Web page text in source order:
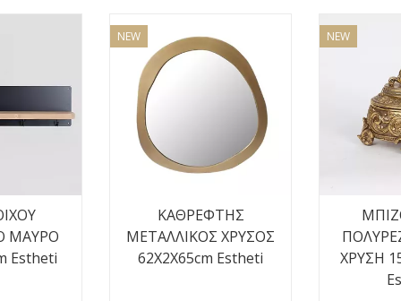
ΜΑΥΡΟ
Estheti
NEW
ΚΑΘΡΕΦΤΗΣ
ΜΕΤΑΛΛΙΚΟΣ ΧΡΥΣΟΣ
62X2X65cm Estheti
NEW
ΧΡΥΣΗ